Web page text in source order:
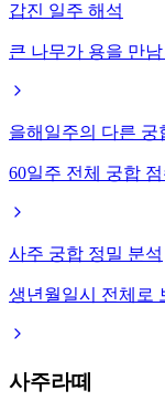
갑진 일주 해석
큰 나무가 용을 만
을해일주의 다른 궁
60일주 전체 궁합 점
사주 궁합 정밀 분석
생년월일시 전체로
사주라떼